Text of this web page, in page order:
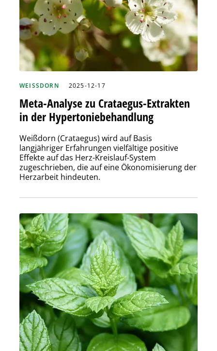
WEISSDORN 2025-12-17
Meta-Analyse zu Crataegus-Extrakten
in der Hypertoniebehandlung
Weißdorn (Crataegus) wird auf Basis
langjähriger Erfahrungen vielfältige positive
Effekte auf das Herz-Kreislauf-System
zugeschrieben, die auf eine Ökonomisierung der
Herzarbeit hindeuten.